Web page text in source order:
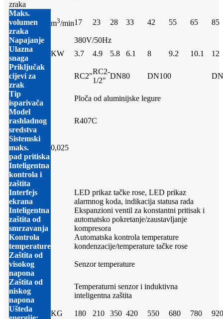
zraka
Maks.
volumen
zraka
m3/min17 23 28 33 42 55 65 85
Napajanje
380V/50Hz
Ulazna
snaga
KW 3.7 4.9 5.8 6.1 8 9.2 10.1
12
Priključak
cijevi za
zrak
RC2"
RC2-
1/2"
DN80 DN100
Tip
isparivača
Ploča od aluminijske legure
Model
rashladnog
sredstva
R407C
Sistemski
maks.
pad pritiska
0,025
Inteligentna
kontrola i
zaštita
Interfejs
ekrana
LED prikaz tačke rose, LED prikaz
alarmnog koda, indikacija statusa rada
Inteligentna
zaštita od
smrzavanja
Ekspanzioni ventil za konstantni pritisak i
automatsko pokretanje/zaustavljanje
kompresora
Kontrola
temperature
Automatska kontrola temperature
kondenzacije/temperature tačke rose
Zaštita od
visokog
napona
Senzor temperature
Zaštita od
niskog
napona
Temperaturni senzor i induktivna
inteligentna zaštita
Ušteda
KG 180 210 350 420 550 680 780 920